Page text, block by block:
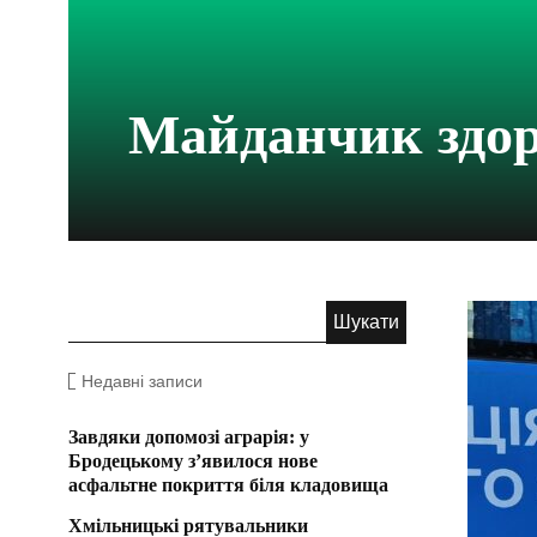
Майданчик
Недавні записи
Завдяки допомозі аграрія: у
Бродецькому з’явилося нове
асфальтне покриття біля кладовища
Хмільницькі рятувальники